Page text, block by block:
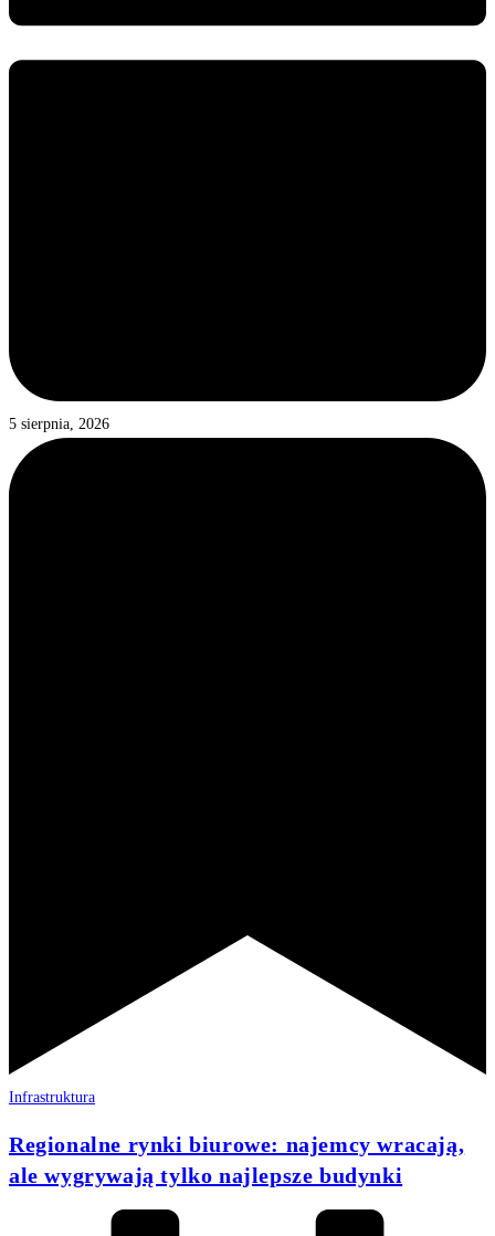
5 sierpnia, 2026
Infrastruktura
Regionalne rynki biurowe: najemcy wracają,
ale wygrywają tylko najlepsze budynki